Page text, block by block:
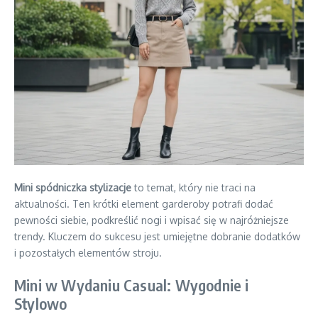
Mini spódniczka stylizacjeto temat, który nie traci na
aktualności. Ten krótki element garderoby potrafi dodać
pewności siebie, podkreślić nogi i wpisać się w najróżniejsze
trendy. Kluczem do sukcesu jest umiejętne dobranie dodatków
i pozostałych elementów stroju.
Mini w Wydaniu Casual: Wygodnie i
Stylowo